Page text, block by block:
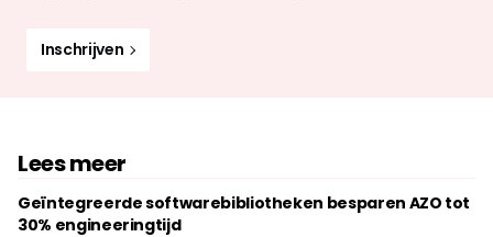
Inschrijven
Lees meer
Geïntegreerde softwarebibliotheken besparen AZO tot
30% engineeringtijd